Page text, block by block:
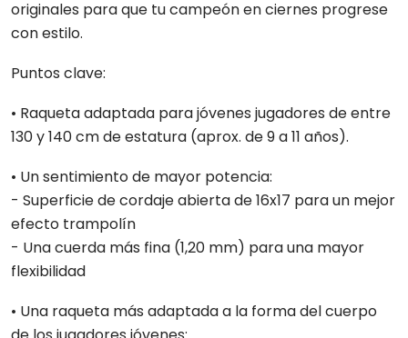
originales para que tu campeón en ciernes progrese
con estilo.
Puntos clave:
• Raqueta adaptada para jóvenes jugadores de entre
130 y 140 cm de estatura (aprox. de 9 a 11 años).
• Un sentimiento de mayor potencia:
- Superficie de cordaje abierta de 16x17 para un mejor
efecto trampolín
- Una cuerda más fina (1,20 mm) para una mayor
flexibilidad
• Una raqueta más adaptada a la forma del cuerpo